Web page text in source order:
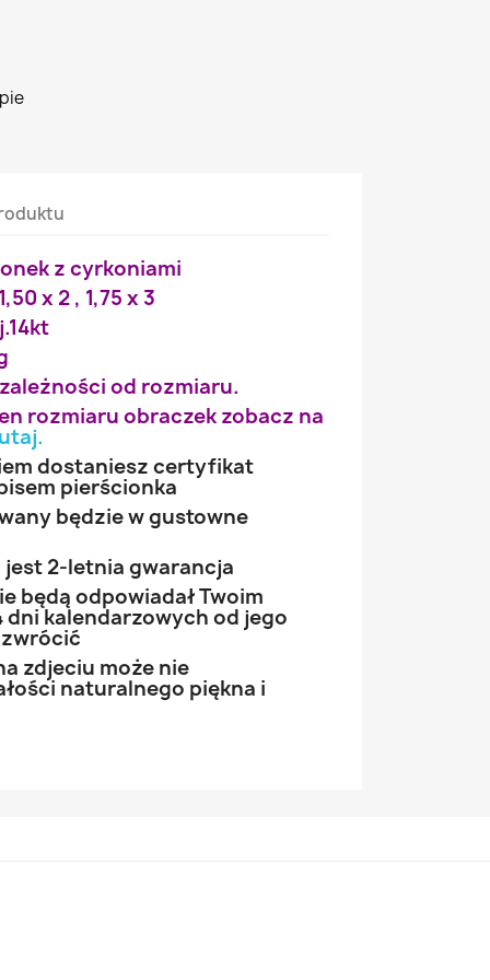
z cyrkoniami
x 2 , 1,75 x 3
od rozmiaru.
rozmiaru obraczek zobacz na
.
dostaniesz certyfikat
pierścionka
będzie w gustowne
2-letnia gwarancja
będą odpowiadał Twoim
dni kalendarzowych od jego
zdjeciu może nie
naturalnego piękna i